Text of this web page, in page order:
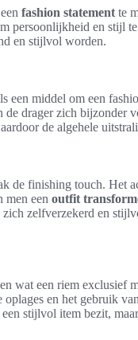
fashion statementte
persoonlijkheid en stijl
en stijlvol worden.
een middel om een
drager zich bijzonder
de algehele
de finishing touch. Het
men een outfit
zelfverzekerd en
wat een riem exclusief
en het gebruik
stijlvol item bezit,